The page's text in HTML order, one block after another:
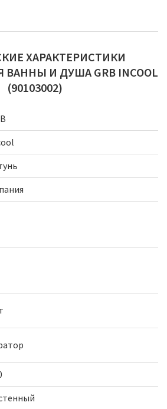
ХАРАКТЕРИСТИКИ
И ДУША GRB INCOOL
(90103002)